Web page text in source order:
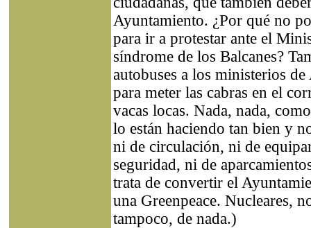
Ayuntamiento. ¿Por qué no
para ir a protestar ante el
síndrome de los Balcanes?
autobuses a los ministerios
para meter las cabras en el
vacas locas. Nada, nada,
lo están haciendo tan bien y
ni de circulación, ni de
seguridad, ni de
trata de convertir el
una Greenpeace. Nucleares,
tampoco, de nada.)